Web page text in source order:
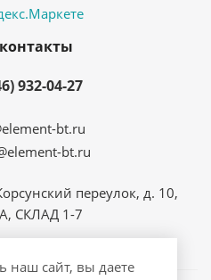
наш сайт, вы даете
932-04-27
bt.ru
bt.ru
переулок, д. 10,
СКЛАД 1-7